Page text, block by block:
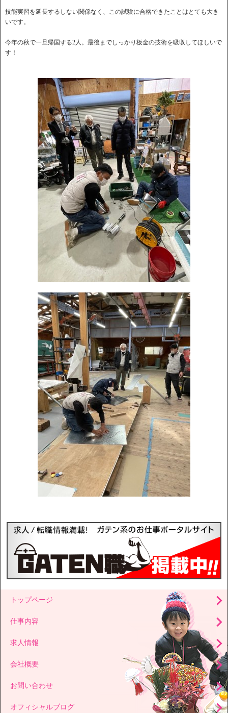
技能実習を延長するしない関係なく、この試験に合格できたことはとても大き
いです。
今年の秋で一旦帰国する2人。最後までしっかり板金の技術を吸収してほしいで
す！
トップページ
仕事内容
求人情報
会社概要
お問い合わせ
オフィシャルブログ